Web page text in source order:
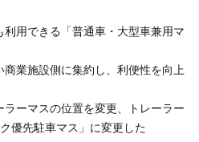
利用できる「普通車・大型車兼用マ
商業施設側に集約し、利便性を向上
ラーマスの位置を変更、トレーラー
優先駐車マス」に変更した